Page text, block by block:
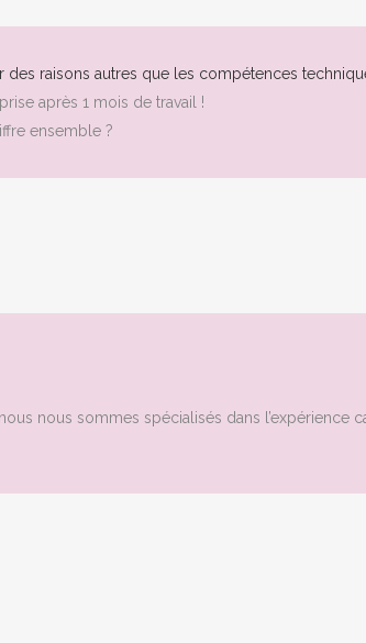
des raisons autres que les compétences
après 1 mois de travail !
ensemble ?
nous sommes spécialisés dans l’expérience